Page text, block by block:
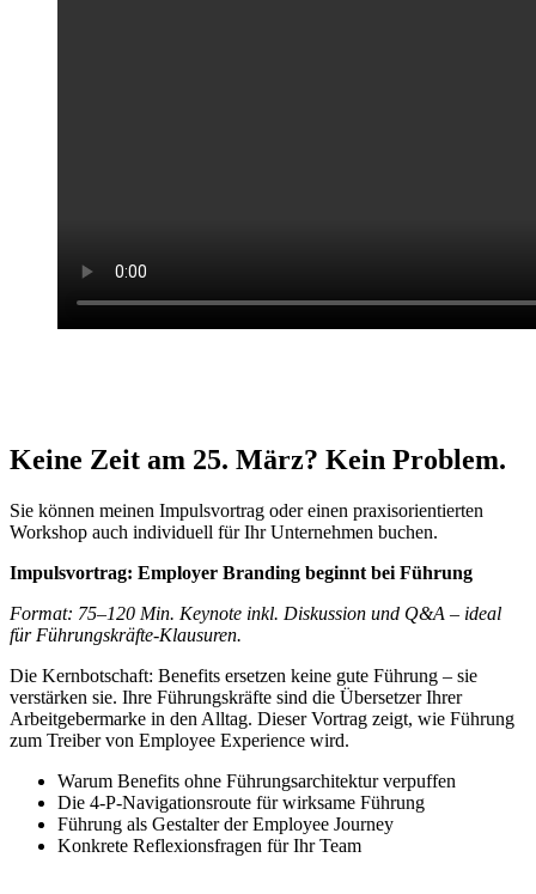
Keine Zeit am 25. März? Kein Problem.
Sie können meinen Impulsvortrag oder einen praxisorientierten
Workshop auch individuell für Ihr Unternehmen buchen.
Impulsvortrag: Employer Branding beginnt bei Führung
Format: 75–120 Min. Keynote inkl. Diskussion und Q&A – ideal
für Führungskräfte-Klausuren.
Die Kernbotschaft: Benefits ersetzen keine gute Führung – sie
verstärken sie. Ihre Führungskräfte sind die Übersetzer Ihrer
Arbeitgebermarke in den Alltag. Dieser Vortrag zeigt, wie Führung
zum Treiber von Employee Experience wird.
Warum Benefits ohne Führungsarchitektur verpuffen
Die 4-P-Navigationsroute für wirksame Führung
Führung als Gestalter der Employee Journey
Konkrete Reflexionsfragen für Ihr Team